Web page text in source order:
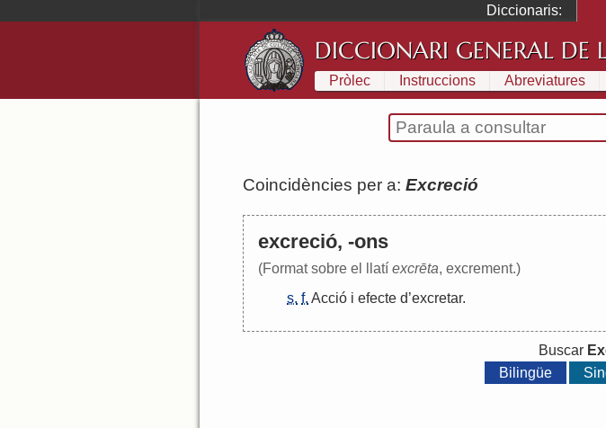
Diccionaris:
DICCIONARI GENERAL DE
Pròlec Instruccions Abreviatures
Coincidències per a: Excreció
excreció, -ons
(Format sobre el llatí excrēta, excrement.)
s. f. Acció i efecte d’excretar.
Buscar
Bilingüe